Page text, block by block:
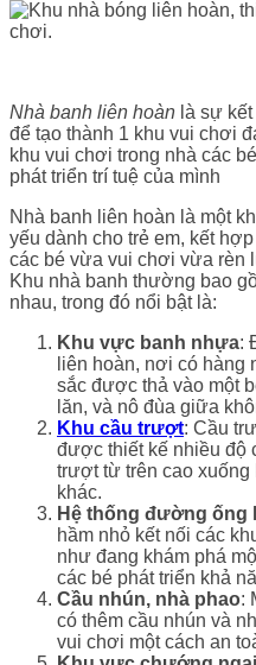
Nhà banh liên hoàn là sự
để tạo thành 1 khu vui chơi
khu vui chơi trong nhà các
phát triển trí tuệ của mình
Nhà banh liên hoàn là một
yếu dành cho trẻ em, kết
các bé vừa vui chơi vừa rèn
Khu nhà banh thường bao
nhau, trong đó nổi bật là:
Khu vực banh nhựa:
liên hoàn, nơi có hàng
sắc được thả vào một
lăn, và nô đùa giữa
Khu cầu trượt: Cầu
được thiết kế nhiều độ
trượt từ trên cao
khác.
Hệ thống đường ống
hầm nhỏ kết nối các
như đang khám phá
các bé phát triển khả
Cầu nhún, nhà phao:
có thêm cầu nhún và
vui chơi một cách an